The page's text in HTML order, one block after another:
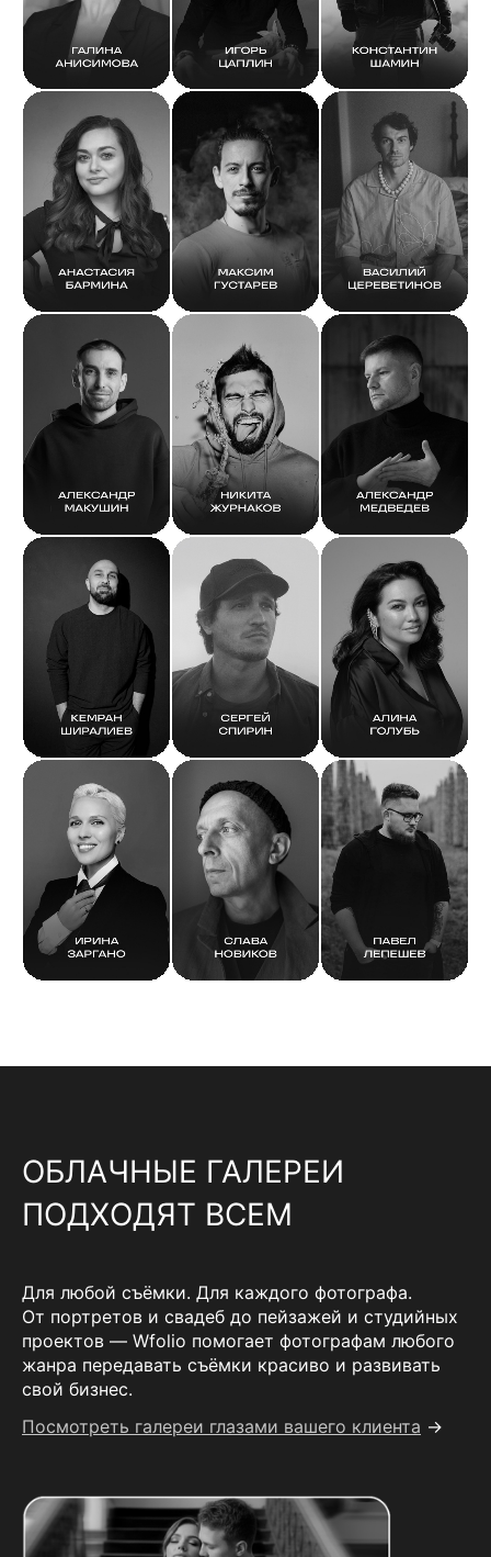
ОБЛАЧНЫЕ ГАЛЕРЕИ
ПОДХОДЯТ ВСЕМ
Для любой съёмки. Для каждого фотографа.
От портретов и свадеб до пейзажей и студийных
проектов — Wfolio помогает фотографам любого
жанра передавать съёмки красиво и развивать
свой бизнес.
Посмотреть галереи глазами вашего клиента →